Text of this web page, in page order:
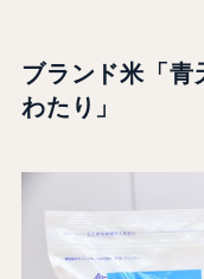
ブランド米「青
わたり」